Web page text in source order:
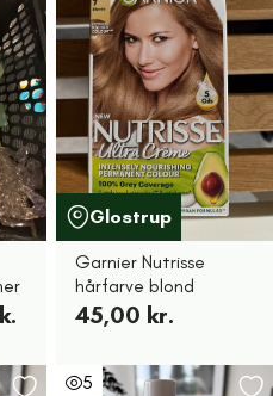
Glostrup
Garnier Nutrisse
hårfarve blond
45,00 kr.
5